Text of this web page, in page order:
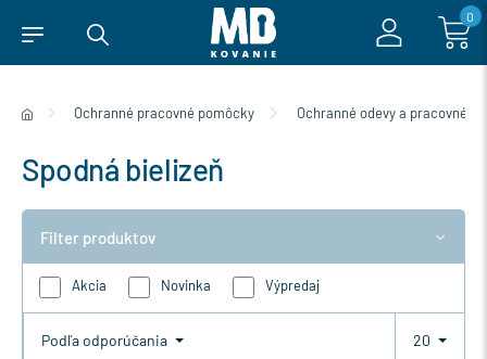
0
Ochranné pracovné pomôcky Ochranné odevy a pracovné
Spodná bielizeň
Filter produktov
Akcia Novinka Výpredaj
Podľa odporúčania 20